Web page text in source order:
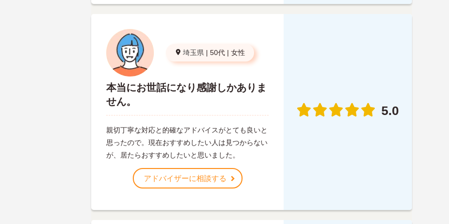
埼玉県 | 50代 | 女性
本当にお世話になり感謝しかありま
せん。
親切丁寧な対応と的確なアドバイスがとても良いと
思ったので。現在おすすめしたい人は見つからない
が、居たらおすすめしたいと思いました。
アドバイザーに相談する
5.0